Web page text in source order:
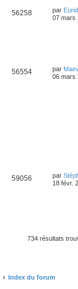
56258 par
07 mars
56554 par
06 mars
59056 par
18 févr.
734 résultats
Index du forum